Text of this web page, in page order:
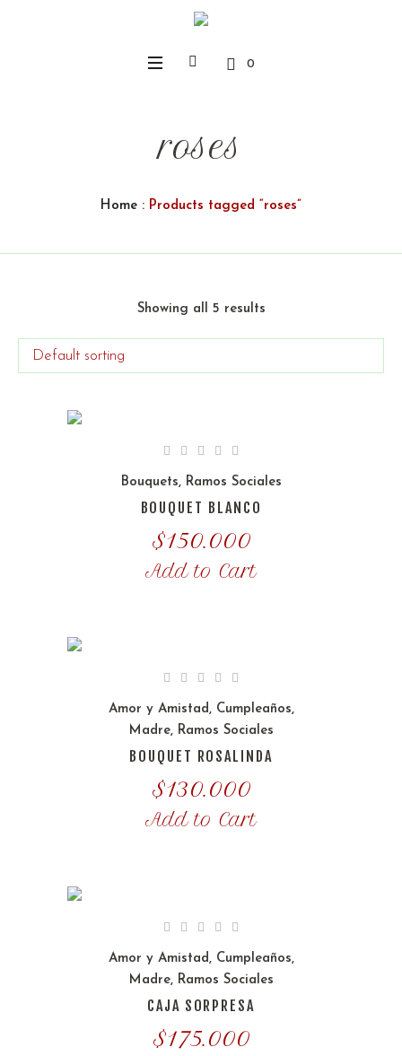
0
roses
Home : Products tagged “roses”
Showing all 5 results
Bouquets, Ramos Sociales
BOUQUET BLANCO
$150.000
Add to Cart
Amor y Amistad, Cumpleaños,
Madre, Ramos Sociales
BOUQUET ROSALINDA
$130.000
Add to Cart
Amor y Amistad , Cumpleaños,
Madre, Ramos Sociales
CAJA SORPRESA
$175.000